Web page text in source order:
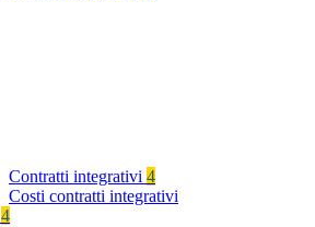
Contratti integrativi 4
Costi contratti integrativi
4